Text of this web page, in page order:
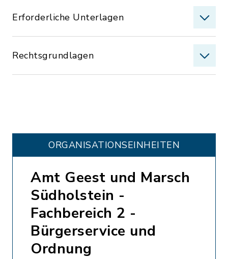
Erforderliche Unterlagen
Rechtsgrundlagen
ORGANISATIONS­EINHEITEN
Amt Geest und Marsch
Südholstein -
Fachbereich 2 -
Bürgerservice und
Ordnung